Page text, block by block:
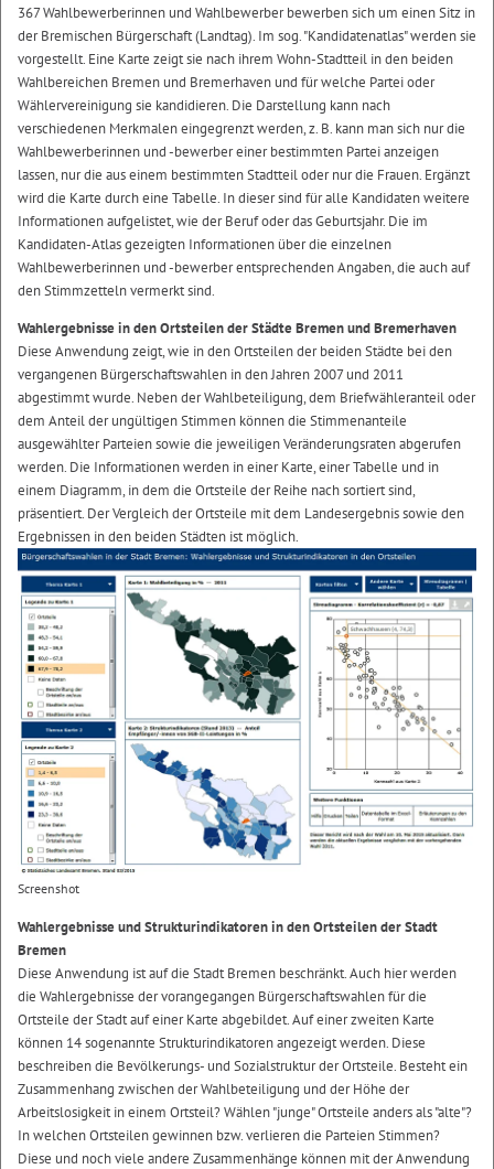
367 Wahlbewerberinnen und Wahlbewerber bewerben sich um einen Sitz in
der Bremischen Bürgerschaft (Landtag). Im sog. "Kandidatenatlas" werden sie
vorgestellt. Eine Karte zeigt sie nach ihrem Wohn-Stadtteil in den beiden
Wahlbereichen Bremen und Bremerhaven und für welche Partei oder
Wählervereinigung sie kandidieren. Die Darstellung kann nach
verschiedenen Merkmalen eingegrenzt werden, z. B. kann man sich nur die
Wahlbewerberinnen und -bewerber einer bestimmten Partei anzeigen
lassen, nur die aus einem bestimmten Stadtteil oder nur die Frauen. Ergänzt
wird die Karte durch eine Tabelle. In dieser sind für alle Kandidaten weitere
Informationen aufgelistet, wie der Beruf oder das Geburtsjahr. Die im
Kandidaten-Atlas gezeigten Informationen über die einzelnen
Wahlbewerberinnen und -bewerber entsprechenden Angaben, die auch auf
den Stimmzetteln vermerkt sind.
Wahlergebnisse in den Ortsteilen der Städte Bremen und Bremerhaven
Diese Anwendung zeigt, wie in den Ortsteilen der beiden Städte bei den
vergangenen Bürgerschaftswahlen in den Jahren 2007 und 2011
abgestimmt wurde. Neben der Wahlbeteiligung, dem Briefwähleranteil oder
dem Anteil der ungültigen Stimmen können die Stimmenanteile
ausgewählter Parteien sowie die jeweiligen Veränderungsraten abgerufen
werden. Die Informationen werden in einer Karte, einer Tabelle und in
einem Diagramm, in dem die Ortsteile der Reihe nach sortiert sind,
präsentiert. Der Vergleich der Ortsteile mit dem Landesergebnis sowie den
Ergebnissen in den beiden Städten ist möglich.
Screenshot
Wahlergebnisse und Strukturindikatoren in den Ortsteilen der Stadt
Bremen
Diese Anwendung ist auf die Stadt Bremen beschränkt. Auch hier werden
die Wahlergebnisse der vorangegangen Bürgerschaftswahlen für die
Ortsteile der Stadt auf einer Karte abgebildet. Auf einer zweiten Karte
können 14 sogenannte Strukturindikatoren angezeigt werden. Diese
beschreiben die Bevölkerungs- und Sozialstruktur der Ortsteile. Besteht ein
Zusammenhang zwischen der Wahlbeteiligung und der Höhe der
Arbeitslosigkeit in einem Ortsteil? Wählen "junge" Ortsteile anders als "alte"?
In welchen Ortsteilen gewinnen bzw. verlieren die Parteien Stimmen?
Diese und noch viele andere Zusammenhänge können mit der Anwendung